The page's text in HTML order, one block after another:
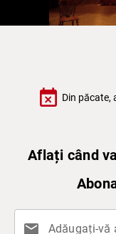
event_busy Din păcate,
Aflați când
mail Adăugați-vă